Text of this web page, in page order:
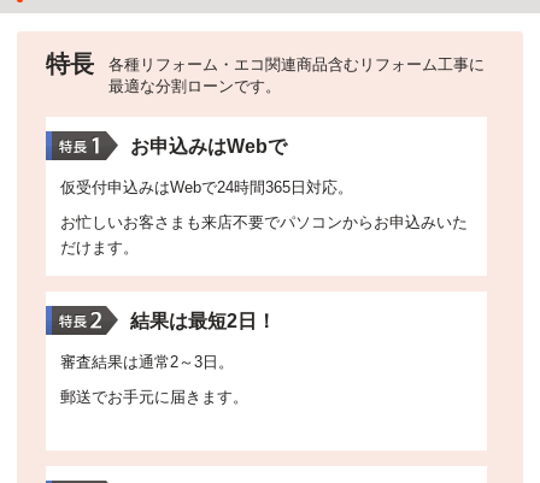
特長
各種リフォーム・エコ関連商品含むリフォーム工事に
最適な分割ローンです。
お申込みはWebで
仮受付申込みはWebで24時間365日対応。
お忙しいお客さまも来店不要でパソコンからお申込みいた
だけます。
結果は最短2日！
審査結果は通常2～3日。
郵送でお手元に届きます。